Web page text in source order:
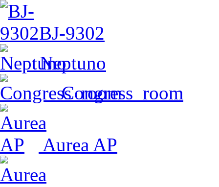
BJ-9302
Neptuno
Congress_room
Aurea AP